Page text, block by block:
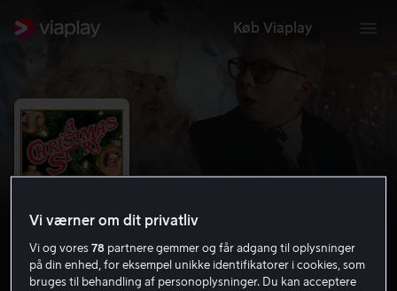
Køb Viaplay
Vi værner om dit privatliv
Vi og vores78 partnere gemmer og får adgang til oplysninger
på din enhed, for eksempel unikke identifikatorer i cookies, som
bruges til behandling af personoplysninger. Du kan acceptere